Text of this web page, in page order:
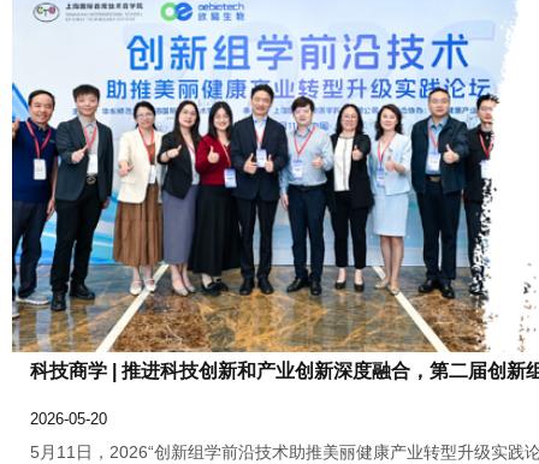
科技商学 | 推进科技创新和产业创新深度融合，第二届创
2026-05-20
5月11日，2026“创新组学前沿技术助推美丽健康产业转型升级实